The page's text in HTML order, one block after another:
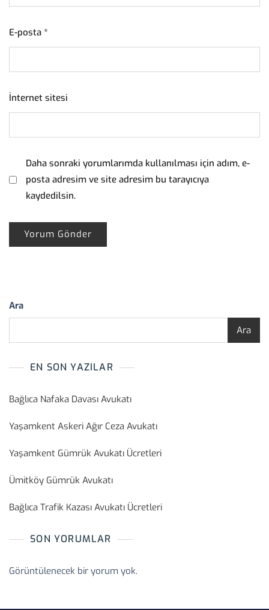
E-posta *
İnternet sitesi
Daha sonraki yorumlarımda kullanılması için adım, e-
posta adresim ve site adresim bu tarayıcıya
kaydedilsin.
Ara
Ara
EN SON YAZILAR
Bağlıca Nafaka Davası Avukatı
Yaşamkent Askeri Ağır Ceza Avukatı
Yaşamkent Gümrük Avukatı Ücretleri
Ümitköy Gümrük Avukatı
Bağlıca Trafik Kazası Avukatı Ücretleri
SON YORUMLAR
Görüntülenecek bir yorum yok.